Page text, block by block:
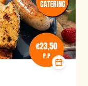
€23,50
P.P